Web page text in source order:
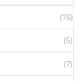
(76)
(5)
(7)